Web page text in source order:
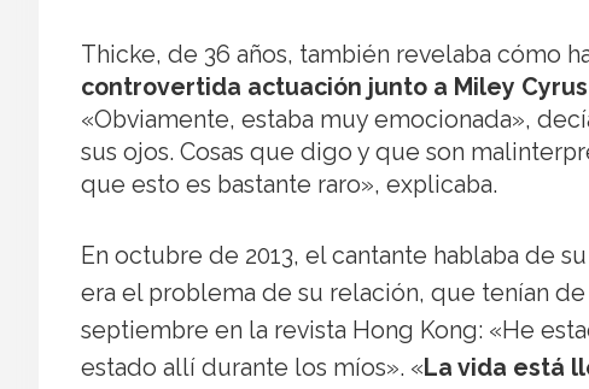
Thicke, de 36 años, también revelaba cómo
controvertida actuación junto a Miley Cyrus
«Obviamente, estaba muy emocionada»,
sus ojos. Cosas que digo y que son
que esto es bastante raro», explicaba.
En octubre de 2013, el cantante hablaba de
era el problema de su relación, que tenían
septiembre en la revista Hong Kong: «He
estado allí durante los míos». «La vida está